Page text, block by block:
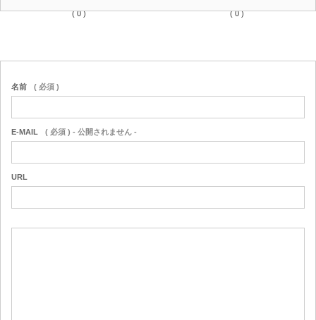
( 0 )
( 0 )
名前 ( 必須 )
E-MAIL ( 必須 ) - 公開されません -
URL